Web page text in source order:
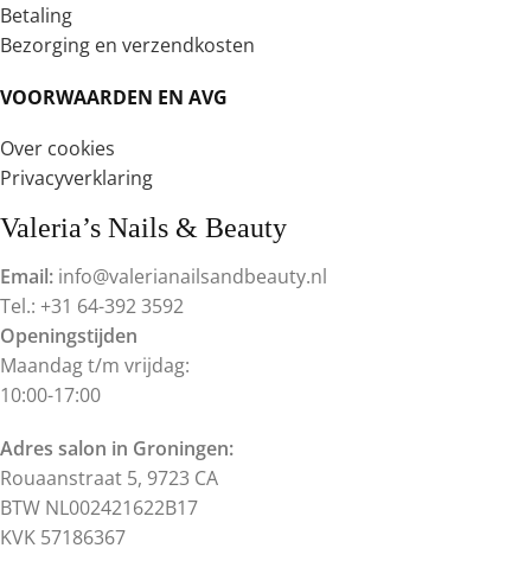
Betaling
Bezorging en verzendkosten
VOORWAARDEN EN AVG
Over cookies
Privacyverklaring
Valeria’s Nails & Beauty
Email: info@valerianailsandbeauty.nl
Tel.: +31 64-392 3592
Openingstijden
Maandag t/m vrijdag:
10:00-17:00
Adres salon in Groningen:
Rouaanstraat 5, 9723 CA
BTW NL002421622B17
KVK 57186367